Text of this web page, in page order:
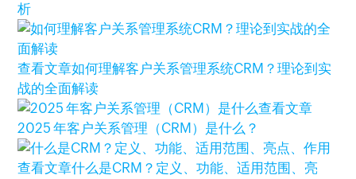
析
查看文章如何理解客户关系管理系统CRM？理论到实
战的全面解读
查看文章
2025 年客户关系管理（CRM）是什么？
查看文章什么是CRM？定义、功能、适用范围、亮